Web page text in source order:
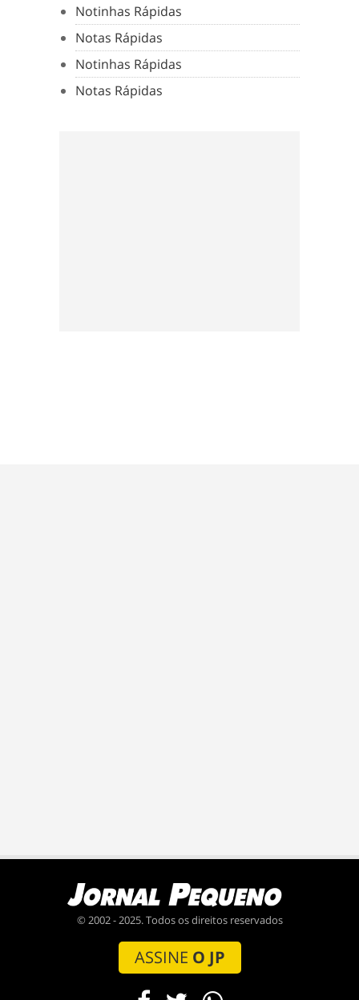
Notinhas Rápidas
Notas Rápidas
Notinhas Rápidas
Notas Rápidas
© 2002 - 2025. Todos os direitos reservados
ASSINE O JP